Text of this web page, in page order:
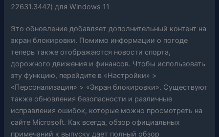
22631.3447) для Windows 11
Это обновление добавляет дополнительный контент на
экран блокировки. Помимо информации о погоде
теперь также отображаются новости спорта,
дорожного движения и финансов. Чтобы использовать
эту функцию, перейдите в «Настройки» >
«Персонализация» > «Экран блокировки». Существуют
также обновления безопасности и различные
исправления ошибок, которые можно просмотреть на
сайте Microsoft. Как всегда, обзор официальных
примечаний к выпуску дает полный обзор